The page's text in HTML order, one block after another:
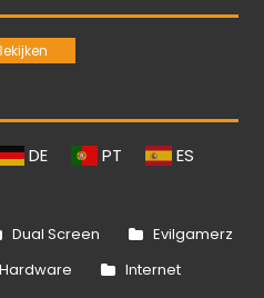
DE PT ES
Dual Screen
Evilgamerz
Hardware
Internet